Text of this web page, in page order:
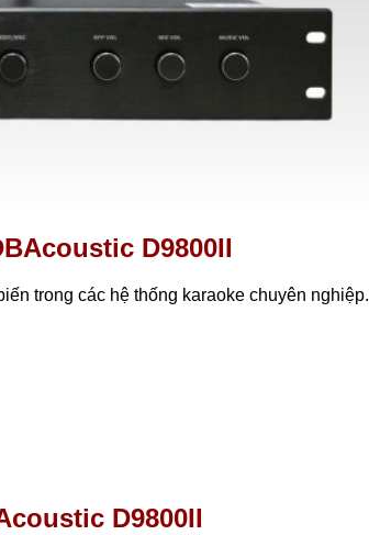
D9800II
trong các hệ thống karaoke chuyên nghiệp.
D9800II